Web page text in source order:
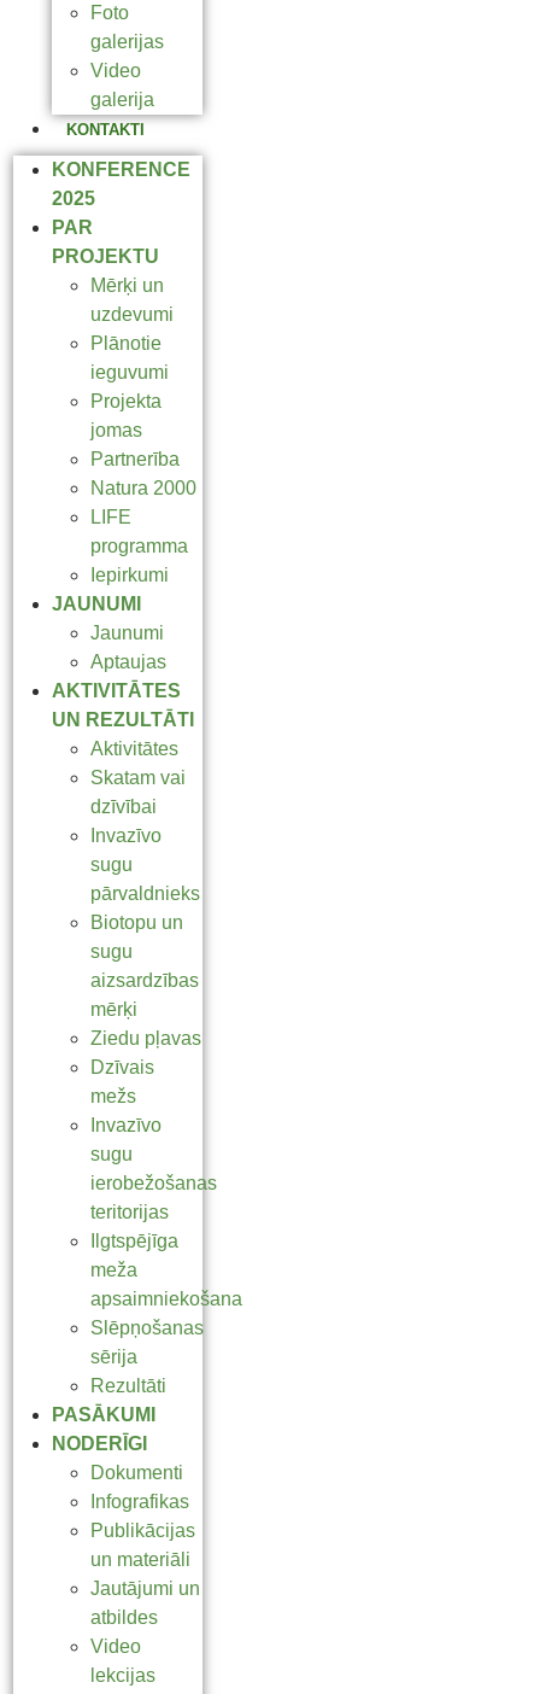
Foto
galerijas
Video
galerija
KONTAKTI
KONFERENCE
2025
PAR
PROJEKTU
Mērķi un
uzdevumi
Plānotie
ieguvumi
Projekta
jomas
Partnerība
Natura 2000
LIFE
programma
Iepirkumi
JAUNUMI
Jaunumi
Aptaujas
AKTIVITĀTES
UN REZULTĀTI
Aktivitātes
Skatam vai
dzīvībai
Invazīvo
sugu
pārvaldnieks
Biotopu un
sugu
aizsardzības
mērķi
Ziedu pļavas
Dzīvais
mežs
Invazīvo
sugu
ierobežošanas
teritorijas
Ilgtspējīga
meža
apsaimniekošana
Slēpņošanas
sērija
Rezultāti
PASĀKUMI
NODERĪGI
Dokumenti
Infografikas
Publikācijas
un materiāli
Jautājumi un
atbildes
Video
lekcijas